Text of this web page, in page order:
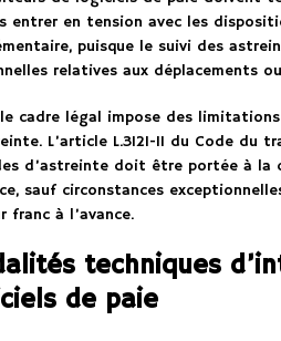
entrer en tension avec les
puisque le suivi des
relatives aux déplacements
le cadre légal impose des
L’article L.3121-11 du Code
d’astreinte doit être portée à la
sauf circonstances
franc à l’avance.
techniques
de paie